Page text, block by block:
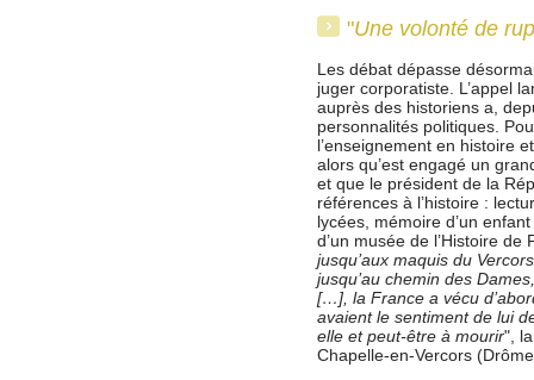
"Une volonté de
Les débat dépasse
juger corporatiste. L’appel
auprès des historiens a,
personnalités politiques.
l’enseignement en histoire
alors qu’est engagé un
et que le président de la
références à l’histoire :
lycées, mémoire d’un
d’un musée de l’Histoire
jusqu’aux maquis du
jusqu’au chemin des
[…], la France a vécu
avaient le sentiment de lui
elle et peut-être à mourir",
Chapelle-en-Vercors